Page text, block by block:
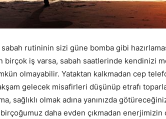
rutininin sizi güne bomba gibi
birçok iş varsa, sabah saatlerinde kendinizi
olmayabilir. Yataktan kalkmadan cep
gelecek misafirleri düşünüp etrafı
sağlıklı olmak adına yanınızda
daha evden çıkmadan enerjimizin